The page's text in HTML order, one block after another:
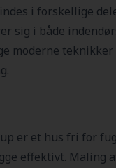
i forskellige
sig i både
moderne
er et hus fri for
effektivt. Maling